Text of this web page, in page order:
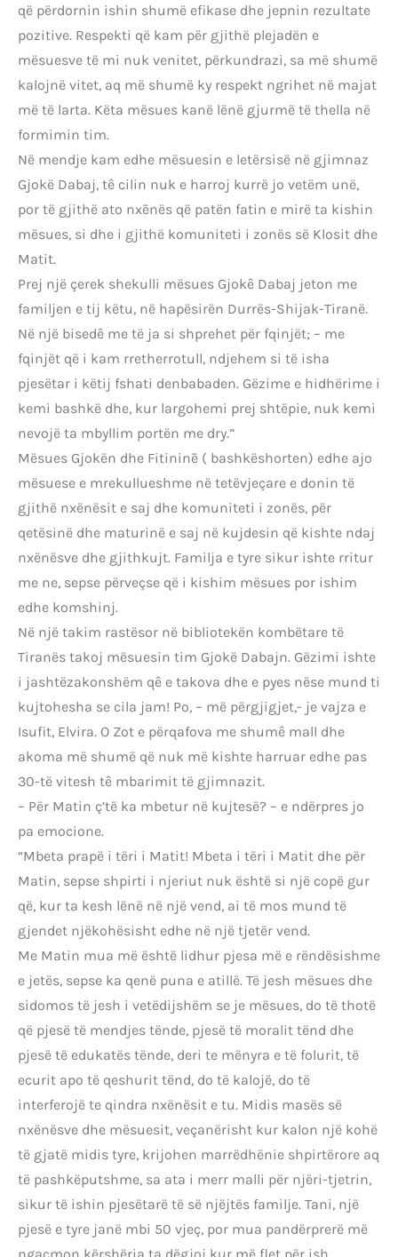
që përdornin ishin shumë efikase dhe jepnin rezultate
pozitive. Respekti që kam për gjithë plejadën e
mësuesve të mi nuk venitet, përkundrazi, sa më shumë
kalojnë vitet, aq më shumë ky respekt ngrihet në majat
më të larta. Këta mësues kanë lënë gjurmë të thella në
formimin tim.
Në mendje kam edhe mësuesin e letërsisë në gjimnaz
Gjokë Dabaj, tê cilin nuk e harroj kurrë jo vetëm unë,
por të gjithë ato nxēnës që patën fatin e mirë ta kishin
mësues, si dhe i gjithë komuniteti i zonës së Klosit dhe
Matit.
Prej një çerek shekulli mësues Gjokê Dabaj jeton me
familjen e tij këtu, në hapësirën Durrës-Shijak-Tiranë.
Në një bisedê me të ja si shprehet për fqinjët; – me
fqinjët që i kam rretherrotull, ndjehem si të isha
pjesëtar i këtij fshati denbabaden. Gëzime e hidhërime i
kemi bashkë dhe, kur largohemi prej shtëpie, nuk kemi
nevojë ta mbyllim portën me dry.”
Mësues Gjokën dhe Fitininē ( bashkëshorten) edhe ajo
mësuese e mrekullueshme në tetëvjeçare e donin të
gjithë nxënësit e saj dhe komuniteti i zonës, për
qetësinë dhe maturinë e saj në kujdesin që kishte ndaj
nxënësve dhe gjithkujt. Familja e tyre sikur ishte rritur
me ne, sepse përveçse që i kishim mësues por ishim
edhe komshinj.
Në një takim rastësor në bibliotekën kombëtare të
Tiranës takoj mësuesin tim Gjokë Dabajn. Gëzimi ishte
i jashtëzakonshëm qê e takova dhe e pyes nëse mund ti
kujtohesha se cila jam! Po, – më përgjigjet,- je vajza e
Isufit, Elvira. O Zot e përqafova me shumê mall dhe
akoma më shumë që nuk më kishte harruar edhe pas
30-të vitesh tê mbarimit të gjimnazit.
– Për Matin ç’të ka mbetur në kujtesë? – e ndërpres jo
pa emocione.
“Mbeta prapë i tëri i Matit! Mbeta i tëri i Matit dhe për
Matin, sepse shpirti i njeriut nuk është si një copë gur
që, kur ta kesh lënë në një vend, ai të mos mund të
gjendet njëkohësisht edhe në një tjetër vend.
Me Matin mua më është lidhur pjesa më e rëndësishme
e jetës, sepse ka qenë puna e atillë. Të jesh mësues dhe
sidomos të jesh i vetëdijshëm se je mësues, do të thotë
që pjesë të mendjes tënde, pjesë të moralit tënd dhe
pjesë të edukatës tënde, deri te mënyra e të folurit, të
ecurit apo të qeshurit tënd, do të kalojë, do të
interferojë te qindra nxënësit e tu. Midis masës së
nxënësve dhe mësuesit, veçanërisht kur kalon një kohë
të gjatë midis tyre, krijohen marrëdhënie shpirtërore aq
të pashkëputshme, sa ata i merr malli për njëri-tjetrin,
sikur të ishin pjesëtarë të së njëjtës familje. Tani, një
pjesë e tyre janë mbi 50 vjeç, por mua pandërprerë më